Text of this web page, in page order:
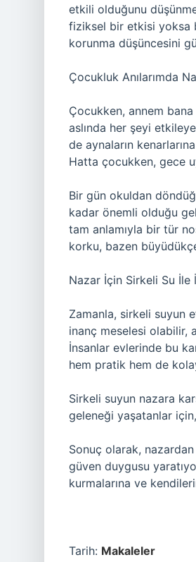
etkili olduğunu
fiziksel bir etkisi yoksa
korunma düşüncesini
Çocukluk Anılarımda
Çocukken, annem
aslında her şeyi
de aynaların
Hatta çocukken, gece
Bir gün okuldan
kadar önemli olduğu
tam anlamıyla bir tür
korku, bazen
Nazar İçin Sirkeli Su İle
Zamanla, sirkeli suyun
inanç meselesi olabilir,
İnsanlar evlerinde bu
hem pratik hem de
Sirkeli suyun nazara
geleneği yaşatanlar
Sonuç olarak,
güven duygusu
kurmalarına ve
Tarih: Makaleler